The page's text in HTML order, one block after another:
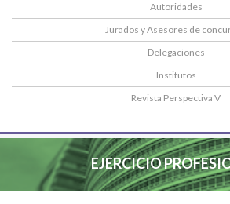
Autoridades
Jurados y Asesores de
Delegaciones
Institutos
Revista Perspectiva V
EJERCICIO